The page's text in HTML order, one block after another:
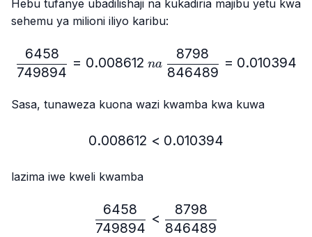
Hebu tufanye ubadilishaji na kukadiria majibu yetu kwa
sehemu ya milioni iliyo karibu:
749894
6458
= 0.008612 na 846489
8798
= 0.010394
Sasa, tunaweza kuona wazi kwamba kwa kuwa
0.008612 < 0.010394
0.008612 < 0.010394
lazima iwe kweli kwamba
\frac{6458}{749894} <
749894
6458
<
846489
8798